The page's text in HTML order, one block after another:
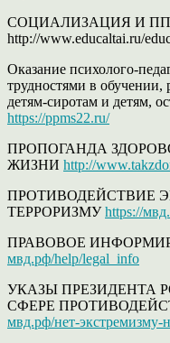
СОЦИАЛИЗАЦИЯ И
http://www.educaltai.ru/
Оказание психолого-
трудностями в обучении,
детям-сиротам и детям,
https://ppms22.ru/
ПРОПОГАНДА
ЖИЗНИ http://
ПРОТИВОДЕЙСТВИЕ
ТЕРРОРИЗМУhttps://
ПРАВОВОЕ
мвд.рф/help/legal_info
УКАЗЫ ПРЕЗИДЕНТА
СФЕРЕ
мвд.рф/нет-экстремизму-